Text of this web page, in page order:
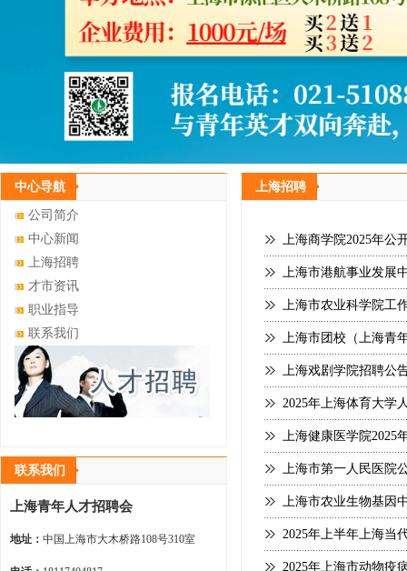
中心导航
公司简介
中心新闻
上海招聘
才市资讯
职业指导
联系我们
联系我们
上海青年人才招聘会
地址： 中国上海市大木桥路108号310室
上海招聘
上海商学院2025年公
上海市港航事业发展
上海市农业科学院工
上海市团校（上海青
上海戏剧学院招聘公
2025年上海体育大学
上海健康医学院2025
上海市第一人民医院
上海市农业生物基因
2025年上半年上海当
2025年上海市动物疫